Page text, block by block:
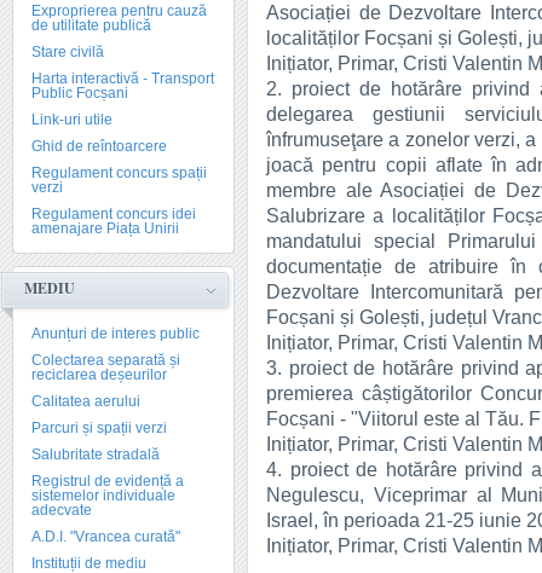
Exproprierea pentru cauză
de utilitate publică
Stare civilă
Harta interactivă - Transport
Public Focșani
Link-uri utile
Ghid de reîntoarcere
Regulament concurs spații
verzi
Regulament concurs idei
amenajare Piața Unirii
MEDIU
Anunțuri de interes public
Colectarea separată și
reciclarea deșeurilor
Calitatea aerului
Parcuri și spații verzi
Salubritate stradală
Registrul de evidență a
sistemelor individuale
adecvate
A.D.I. "Vrancea curată"
Instituții de mediu
Asociației de Dezvoltare
localităților Focșani și Golești,
Inițiator, Primar, Cristi Valentin
2. proiect de hotărâre privind
delegarea gestiunii
înfrumuseţare a zonelor verzi,
joacă pentru copii aflate în
membre ale Asociației de
Salubrizare a localităților
mandatului special
documentație de atribuire în
Dezvoltare Intercomunitară
Focșani și Golești, județul
Inițiator, Primar, Cristi Valentin
3. proiect de hotărâre privind
premierea câștigătorilor
Focșani - "Viitorul este al Tău.
Inițiator, Primar, Cristi Valentin
4. proiect de hotărâre privind
Negulescu, Viceprimar al
Israel, în perioada 21-25 iunie
Inițiator, Primar, Cristi Valentin